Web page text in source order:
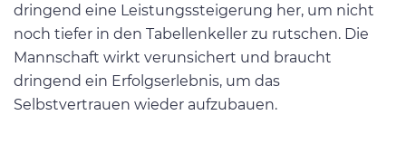
dringend eine Leistungssteigerung her, um nicht
noch tiefer in den Tabellenkeller zu rutschen. Die
Mannschaft wirkt verunsichert und braucht
dringend ein Erfolgserlebnis, um das
Selbstvertrauen wieder aufzubauen.